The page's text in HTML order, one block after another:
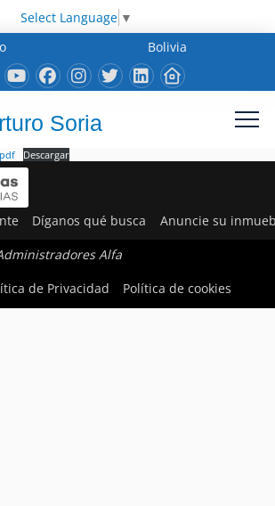
Select Language ▼
Bolivia
Soria
Descargar
Díganos qué busca Anuncie su
Alfa
de Privacidad Política de cookies